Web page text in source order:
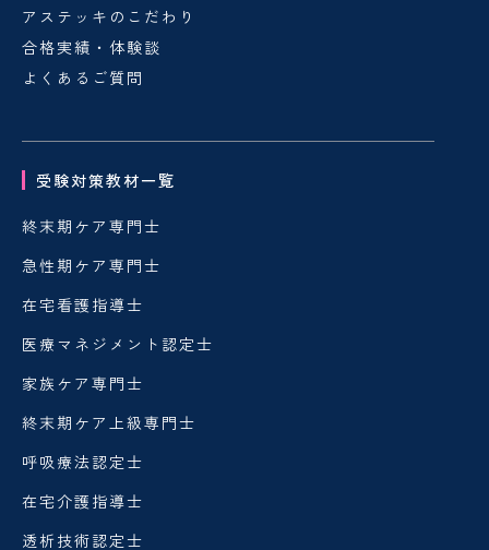
アステッキのこだわり
合格実績・体験談
よくあるご質問
受験対策教材一覧
終末期ケア専門士
急性期ケア専門士
在宅看護指導士
医療マネジメント認定士
家族ケア専門士
終末期ケア上級専門士
呼吸療法認定士
在宅介護指導士
透析技術認定士